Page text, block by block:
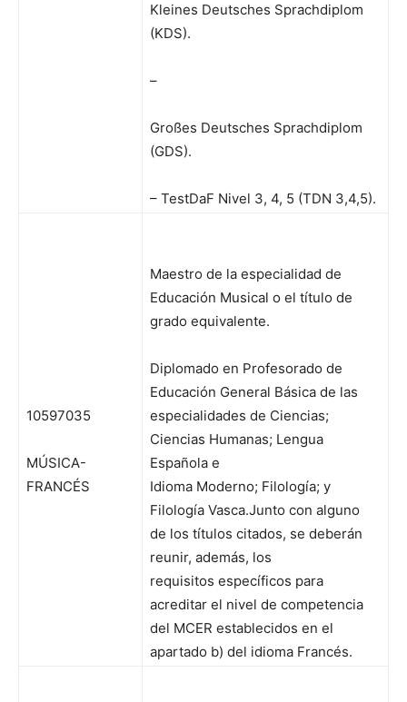
Kleines Deutsches Sprachdiplom
(KDS).
–
Großes Deutsches Sprachdiplom
(GDS).
– TestDaF Nivel 3, 4, 5 (TDN 3,4,5).
10597035
MÚSICA-
FRANCÉS
Maestro de la especialidad de
Educación Musical o el título de
grado equivalente.
Diplomado en Profesorado de
Educación General Básica de las
especialidades de Ciencias;
Ciencias Humanas; Lengua
Española e
Idioma Moderno; Filología; y
Filología Vasca.Junto con alguno
de los títulos citados, se deberán
reunir, además, los
requisitos específicos para
acreditar el nivel de competencia
del MCER establecidos en el
apartado b) del idioma Francés.